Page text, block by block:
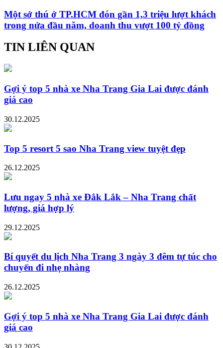
Một sở thú ở TP.HCM đón gần 1,3 triệu lượt khách
trong nửa đầu năm, doanh thu vượt 100 tỷ đồng
TIN LIÊN QUAN
Gợi ý top 5 nhà xe Nha Trang Gia Lai được đánh
giá cao
30.12.2025
Top 5 resort 5 sao Nha Trang view tuyệt đẹp
26.12.2025
Lưu ngay 5 nhà xe Đắk Lắk – Nha Trang chất
lượng, giá hợp lý
29.12.2025
Bí quyết du lịch Nha Trang 3 ngày 3 đêm tự túc cho
chuyến đi nhẹ nhàng
26.12.2025
Gợi ý top 5 nhà xe Nha Trang Gia Lai được đánh
giá cao